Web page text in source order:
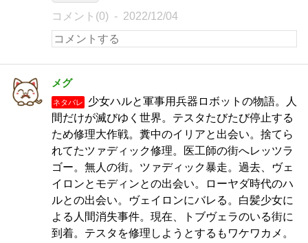
コメント(0) 2022/12/04
メグ
ネタバレ
少女ハルと軍事用兵器ロボットの物語。人
間だけが滅びゆく世界。テスタたびたび停止する
ため修理大作戦。糞中のイリアと出会い。捨てら
れてたツァディック修理。医工師の街へレッツラ
ゴー。無人の街。ツァディック暴走。過去、ヴェ
イロンとモディンとの出会い。ローヤダ時代のハ
ルとの出会い。ヴェイロンにバレる。白髪少女に
よる人間消失事件。現在、トブヴェラのいる街に
到着。テスタを修理しようとするもワケワカメ。